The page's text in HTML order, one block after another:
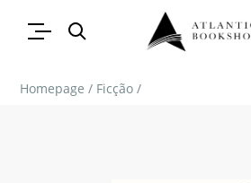
Homepage / Ficção /